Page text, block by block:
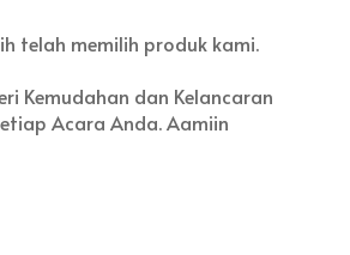
telah memilih produk kami.
Kemudahan dan Kelancaran
Acara Anda. Aamiin